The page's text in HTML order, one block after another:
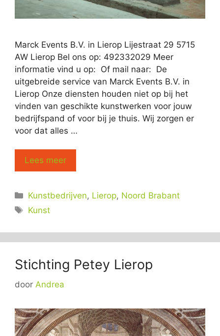
Marck Events B.V. in Lierop Lijestraat 29 5715
AW Lierop Bel ons op: 492332029 Meer
informatie vind u op: Of mail naar: De
uitgebreide service van Marck Events B.V. in
Lierop Onze diensten houden niet op bij het
vinden van geschikte kunstwerken voor jouw
bedrijfspand of voor bij je thuis. Wij zorgen er
voor dat alles …
Lees meer
Categorieën
Kunstbedrijven, Lierop, Noord Brabant
Tags
Kunst
Stichting Petey Lierop
door Andrea